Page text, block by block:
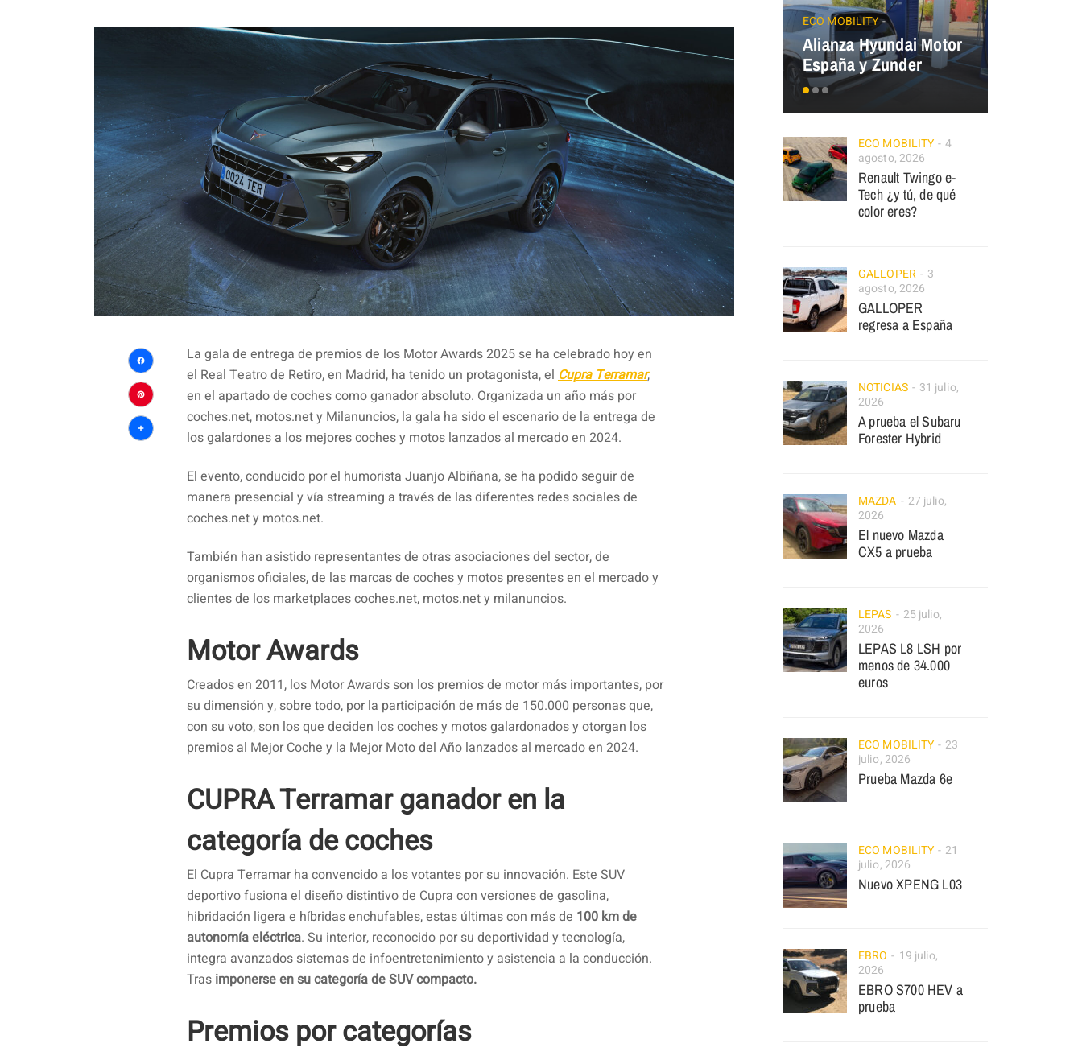
Facebook
Pinterest
Compartir
La gala de entrega de premios de los Motor Awards 2025 se ha celebrado hoy en
el Real Teatro de Retiro, en Madrid, ha tenido un protagonista, el Cupra Terramar,
en el apartado de coches como ganador absoluto. Organizada un año más por
coches.net, motos.net y Milanuncios, la gala ha sido el escenario de la entrega de
los galardones a los mejores coches y motos lanzados al mercado en 2024.
El evento, conducido por el humorista Juanjo Albiñana, se ha podido seguir de
manera presencial y vía streaming a través de las diferentes redes sociales de
coches.net y motos.net.
También han asistido representantes de otras asociaciones del sector, de
organismos oficiales, de las marcas de coches y motos presentes en el mercado y
clientes de los marketplaces coches.net, motos.net y milanuncios.
Motor Awards
Creados en 2011, los Motor Awards son los premios de motor más importantes, por
su dimensión y, sobre todo, por la participación de más de 150.000 personas que,
con su voto, son los que deciden los coches y motos galardonados y otorgan los
premios al Mejor Coche y la Mejor Moto del Año lanzados al mercado en 2024.
CUPRA Terramar ganador en la
categoría de coches
El Cupra Terramar ha convencido a los votantes por su innovación. Este SUV
deportivo fusiona el diseño distintivo de Cupra con versiones de gasolina,
hibridación ligera e híbridas enchufables, estas últimas con más de 100 km de
autonomía eléctrica. Su interior, reconocido por su deportividad y tecnología,
integra avanzados sistemas de infoentretenimiento y asistencia a la conducción.
Tras imponerse en su categoría de SUV compacto.
Premios por categorías
ECO MOBILITY
Alianza Hyundai Motor
España y Zunder
ECO MOBILITY
4
agosto, 2026
Renault Twingo e-
Tech ¿y tú, de qué
color eres?
GALLOPER
3
agosto, 2026
GALLOPER
regresa a España
NOTICIAS
31 julio,
2026
A prueba el Subaru
Forester Hybrid
MAZDA
27 julio,
2026
El nuevo Mazda
CX5 a prueba
LEPAS
25 julio,
2026
LEPAS L8 LSH por
menos de 34.000
euros
ECO MOBILITY
23
julio, 2026
Prueba Mazda 6e
ECO MOBILITY
21
julio, 2026
Nuevo XPENG L03
EBRO
19 julio,
2026
EBRO S700 HEV a
prueba